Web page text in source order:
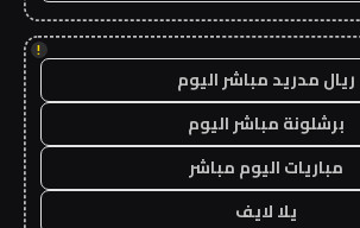
!
ريال مدريد مباشر اليوم
برشلونة مباشر اليوم
مباريات اليوم مباشر
يلا لايف